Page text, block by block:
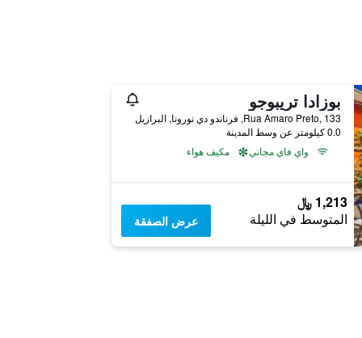
بوزادا تريبوجو
Rua Amaro Preto, 133, فرناندو دي نورونا, البرازيل
0.0 كيلومتر عن وسط المدينة
واي فاي مجاني
مكيف هواء
1,213 ﷼
المتوسط في الليلة عرض الصفقة